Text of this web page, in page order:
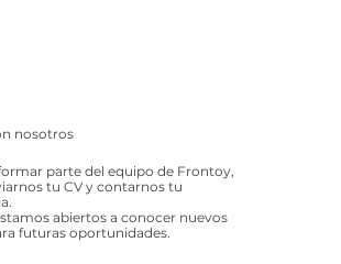
nosotros
parte del equipo de Frontoy,
tu CV y contarnos tu
abiertos a conocer nuevos
futuras oportunidades.